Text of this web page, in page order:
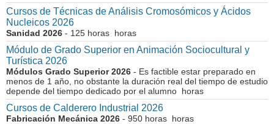
Cursos de Técnicas de Análisis Cromosómicos y Ácidos
Nucleicos 2026
Sanidad 2026 - 125 horas horas
Módulo de Grado Superior en Animación Sociocultural y
Turística 2026
Módulos Grado Superior 2026 - Es factible estar preparado en
menos de 1 año, no obstante la duración real del tiempo de estudio
depende del tiempo dedicado por el alumno horas
Cursos de Calderero Industrial 2026
Fabricación Mecánica 2026 - 950 horas horas